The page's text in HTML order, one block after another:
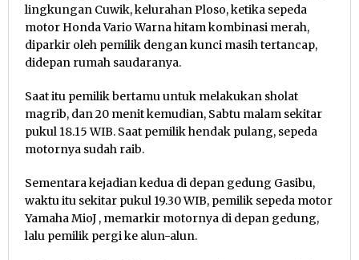
lingkungan Cuwik, kelurahan Ploso, ketika sepeda
motor Honda Vario Warna hitam kombinasi merah,
diparkir oleh pemilik dengan kunci masih tertancap,
didepan rumah saudaranya.
Saat itu pemilik bertamu untuk melakukan sholat
magrib, dan 20 menit kemudian, Sabtu malam sekitar
pukul 18.15 WIB. Saat pemilik hendak pulang, sepeda
motornya sudah raib.
Sementara kejadian kedua di depan gedung Gasibu,
waktu itu sekitar pukul 19.30 WIB, pemilik sepeda motor
Yamaha MioJ , memarkir motornya di depan gedung,
lalu pemilik pergi ke alun-alun.